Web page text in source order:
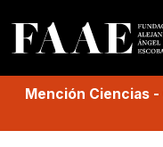
Mención Ciencias-